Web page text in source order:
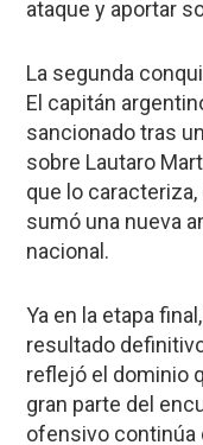
ataque y aportar
La segunda
El capitán
sancionado tras
sobre Lautaro
que lo
sumó una nueva
nacional.
Ya en la etapa
resultado
reflejó el dominio
gran parte del
ofensivo continúa